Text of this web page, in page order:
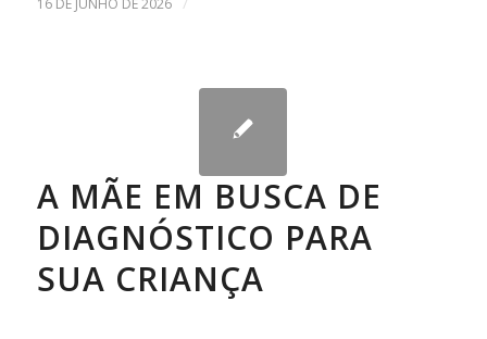
16 DE JUNHO DE 2026
A MÃE EM BUSCA DE
DIAGNÓSTICO PARA
SUA CRIANÇA